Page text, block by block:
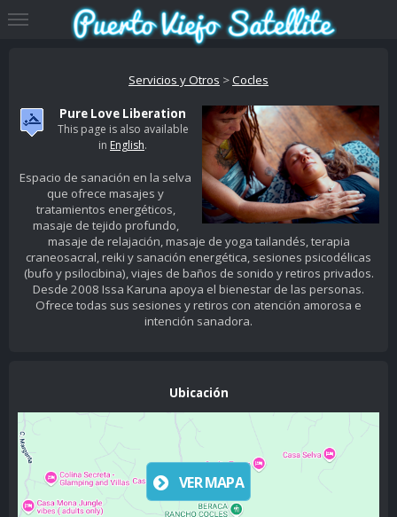
Servicios y Otros >Cocles
Pure Love Liberation
This page is also available
in English.
Espacio de sanación en la selva
que ofrece masajes y
tratamientos energéticos,
masaje de tejido profundo,
masaje de relajación, masaje de yoga tailandés, terapia
craneosacral, reiki y sanación energética, sesiones psicodélicas
(bufo y psilocibina), viajes de baños de sonido y retiros privados.
Desde 2008 Issa Karuna apoya el bienestar de las personas.
Ofrece todas sus sesiones y retiros con atención amorosa e
intención sanadora.
Ubicación
VER MAPA